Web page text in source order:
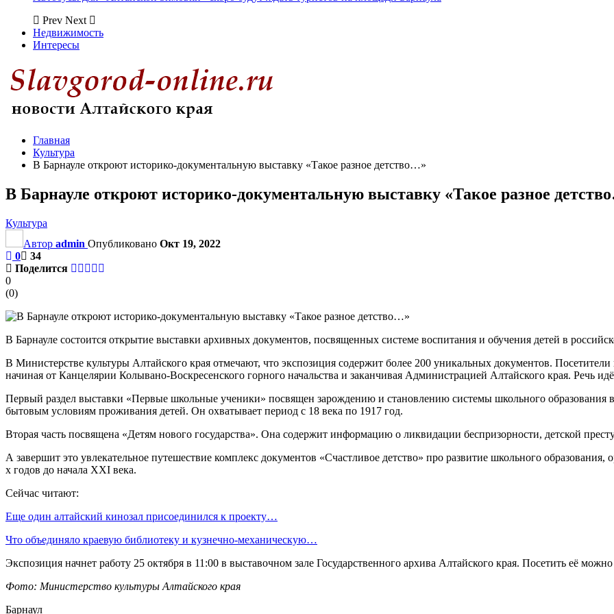
Prev Next
Недвижимость
Интересы
Главная
Культура
В Барнауле откроют историко-документальную выставку «Такое разное детство…»
В Барнауле откроют историко-документальную выставку «Такое разное
Культура
Автор admin Опубликовано Окт 19, 2022
0
34
Поделится
0
(0)
В Барнауле состоится открытие выставки архивных документов, посвященных системе воспитания и обучения детей в
В Министерстве культуры Алтайского края отмечают, что экспозиция содержит более 200 уникальных документов.
начиная от Канцелярии Колывано-Воскресенского горного начальства и заканчивая Администрацией Алтайского края. Речь
Первый раздел выставки «Первые школьные ученики» посвящен зарождению и становлению системы школьного образования
бытовым условиям проживания детей. Он охватывает период с 18 века по 1917 год.
Вторая часть посвящена «Детям нового государства». Она содержит информацию о ликвидации беспризорности, детской
А завершит это увлекательное путешествие комплекс документов «Счастливое детство» про развитие школьного
х годов до начала XXI века.
Сейчас читают:
Еще один алтайский кинозал присоединился к проекту…
Что объединяло краевую библиотеку и кузнечно-механическую…
Экспозиция начнет работу 25 октября в 11:00 в выставочном зале Государственного архива Алтайского края. Посетить её
Фото: Министерство культуры Алтайского края
Барнаул